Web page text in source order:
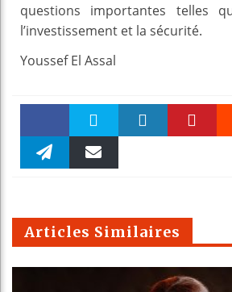
questions importantes telles
l’investissement et la sécurité.
Youssef El Assal
Faceboo Twitter
m
Articles Similaires